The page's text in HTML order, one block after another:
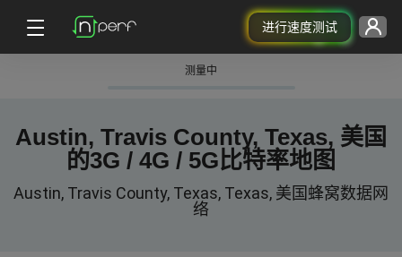
进行速度测试
测量中
Austin, Travis County, Texas, 美国
的3G / 4G / 5G比特率地图
Austin, Travis County, Texas, Texas, 美国蜂窝数据网
络